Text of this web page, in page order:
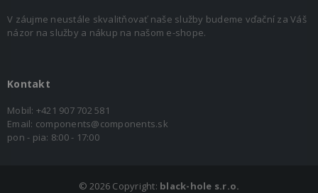
V záujme neustále skvalitňovať naše služby budeme vďační za Váš
názor na služby a nákup na našom e-shope.
Kontakt
Mobil: +421 907 702 581
Email: components@components.sk
pon - pia: 8:00 - 17:00
©2026 Copyright: black-hole s.r.o.